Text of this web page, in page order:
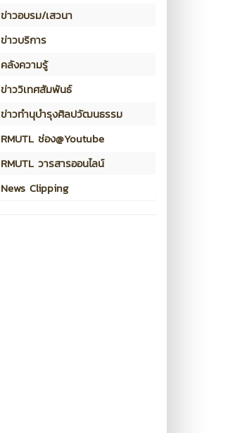
ข่าวอบรม/เสวนา
ข่าวบริการ
คลังความรู้
ข่าววิเทศสัมพันธ์
ข่าวทำนุบำรุงศิลปวัฒนธรรม
RMUTL ช่อง@Youtube
RMUTL วารสารออนไลน์
News Clipping